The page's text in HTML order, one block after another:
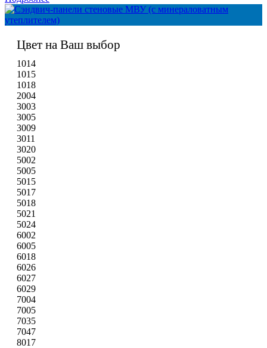
Цвет на Ваш выбор
1014
1015
1018
2004
3003
3005
3009
3011
3020
5002
5005
5015
5017
5018
5021
5024
6002
6005
6018
6026
6027
6029
7004
7005
7035
7047
8017